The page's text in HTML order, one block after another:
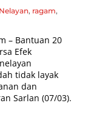
Nelayan, ragam,
– Bantuan 20
Efek
tidak layak
dan
Sarlan (07/03).